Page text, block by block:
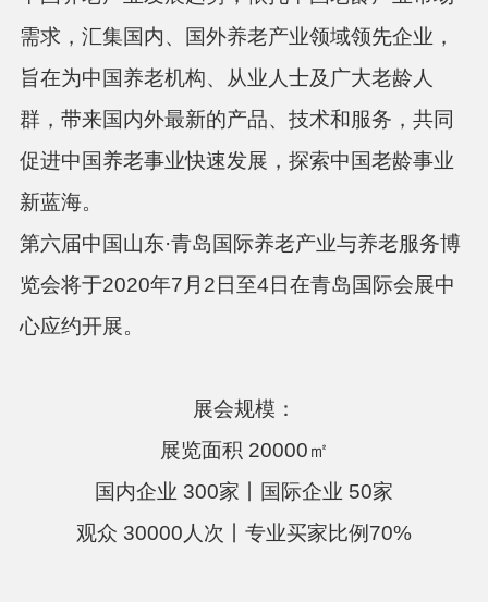
需求，汇集国内、国外养老产业领域领先企业，
旨在为中国养老机构、从业人士及广大老龄人
群，带来国内外最新的产品、技术和服务，共同
促进中国养老事业快速发展，探索中国老龄事业
新蓝海。
第六届中国山东·青岛国际养老产业与养老服务博
览会将于2020年7 月 2日至4日在青岛国际会展中
心应约开展。
展会规模：
展览面积 20000㎡
国内企业 300家丨国际企业 50家
观众 30000人次丨专业买家比例70%